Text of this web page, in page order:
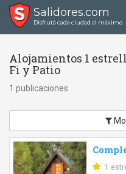
Salidores.com
Disfrutá cada ciudad al máximo
Alojamientos 1
Fi y Patio
1 publicaciones
1